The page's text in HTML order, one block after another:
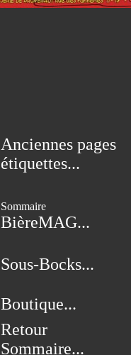
Anciennes pages
étiquettes...
Sommaire
BièreMAG...
Sous-Bocks...
Boutique...
Retour
Sommaire...